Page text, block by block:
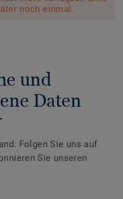
noch einmal.
und
Daten
Folgen Sie uns auf
Sie unseren